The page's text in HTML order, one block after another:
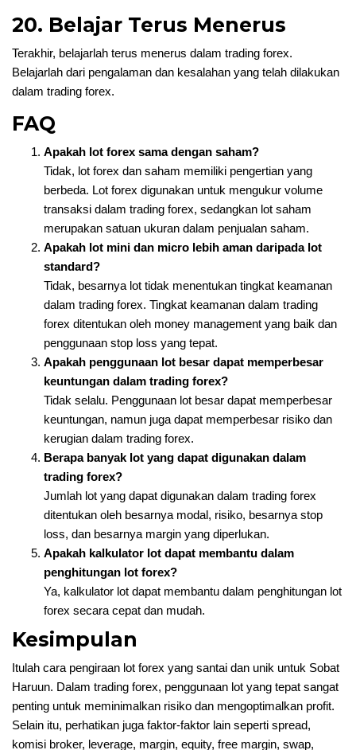
20. Belajar Terus Menerus
Terakhir, belajarlah terus menerus dalam trading forex.
Belajarlah dari pengalaman dan kesalahan yang telah dilakukan
dalam trading forex.
FAQ
Apakah lot forex sama dengan saham?
Tidak, lot forex dan saham memiliki pengertian yang
berbeda. Lot forex digunakan untuk mengukur volume
transaksi dalam trading forex, sedangkan lot saham
merupakan satuan ukuran dalam penjualan saham.
Apakah lot mini dan micro lebih aman daripada lot
standard?
Tidak, besarnya lot tidak menentukan tingkat keamanan
dalam trading forex. Tingkat keamanan dalam trading
forex ditentukan oleh money management yang baik dan
penggunaan stop loss yang tepat.
Apakah penggunaan lot besar dapat memperbesar
keuntungan dalam trading forex?
Tidak selalu. Penggunaan lot besar dapat memperbesar
keuntungan, namun juga dapat memperbesar risiko dan
kerugian dalam trading forex.
Berapa banyak lot yang dapat digunakan dalam
trading forex?
Jumlah lot yang dapat digunakan dalam trading forex
ditentukan oleh besarnya modal, risiko, besarnya stop
loss, dan besarnya margin yang diperlukan.
Apakah kalkulator lot dapat membantu dalam
penghitungan lot forex?
Ya, kalkulator lot dapat membantu dalam penghitungan lot
forex secara cepat dan mudah.
Kesimpulan
Itulah cara pengiraan lot forex yang santai dan unik untuk Sobat
Haruun. Dalam trading forex, penggunaan lot yang tepat sangat
penting untuk meminimalkan risiko dan mengoptimalkan profit.
Selain itu, perhatikan juga faktor-faktor lain seperti spread,
komisi broker, leverage, margin, equity, free margin, swap,